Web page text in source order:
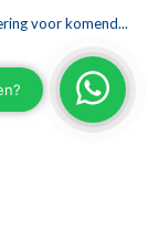
voor komend...